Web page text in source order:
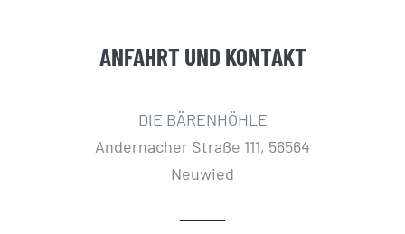
ANFAHRT UND KONTAKT
DIE BÄRENHÖHLE
Andernacher Straße 111, 56564
Neuwied